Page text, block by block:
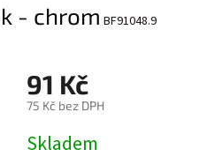
- chrom BF91048.9
91 Kč
75 Kč bez DPH
cena:
Skladem